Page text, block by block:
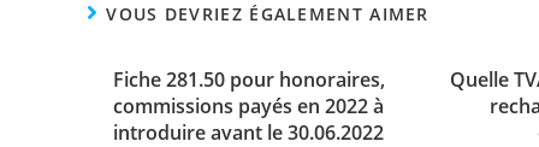
VOUS DEVRIEZ ÉGALEMENT AIMER
Fiche 281.50 pour honoraires,
commissions payés en 2022 à
introduire avant le 30.06.2022
Quelle